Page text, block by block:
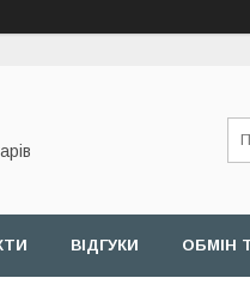
ВІДГУКИ ОБМІН